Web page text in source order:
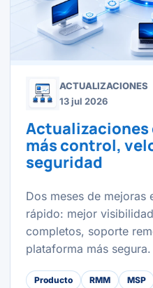
ACTUALIZACIONES
13 jul 2026
Actualizaciones
más control,
seguridad
Dos meses de mejoras
rápido: mejor
completos, soporte
plataforma más segura.
Producto RMM MSP